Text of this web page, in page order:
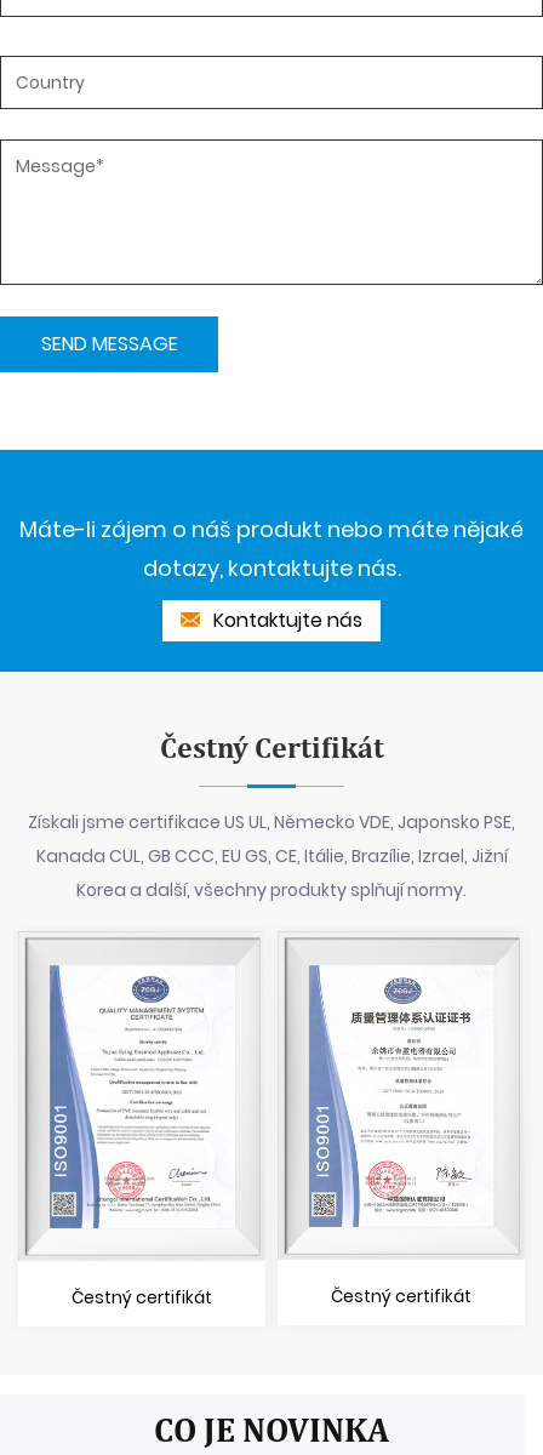
Máte-li zájem o náš produkt nebo máte nějaké
dotazy, kontaktujte nás.
Kontaktujte nás
Čestný Certifikát
Získali jsme certifikace US UL, Německo VDE, Japonsko PSE,
Kanada CUL, GB CCC, EU GS, CE, Itálie, Brazílie, Izrael, Jižní
Korea a další, všechny produkty splňují normy.
Čestný certifikát Čestný certifikát
CO JE NOVINKA